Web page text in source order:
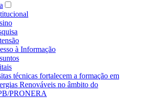
à Informação
técnicas fortalecem a formação em
Renováveis no âmbito do
PRONERA